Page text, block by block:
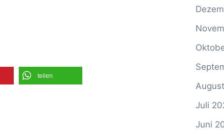
teilen
Juli
Juni